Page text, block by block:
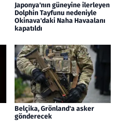
Japonya'nın güneyine ilerleyen
Dolphin Tayfunu nedeniyle
Okinava'daki Naha Havaalanı
kapatıldı
Belçika, Grönland'a asker
gönderecek